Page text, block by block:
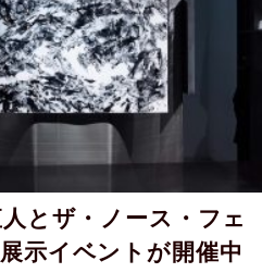
とザ・ノース・フェ
示イベントが開催中